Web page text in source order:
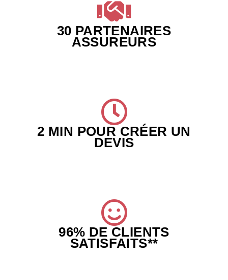
30 PARTENAIRES
ASSUREURS
2 MIN POUR CRÉER UN
DEVIS
96% DE CLIENTS
SATISFAITS**